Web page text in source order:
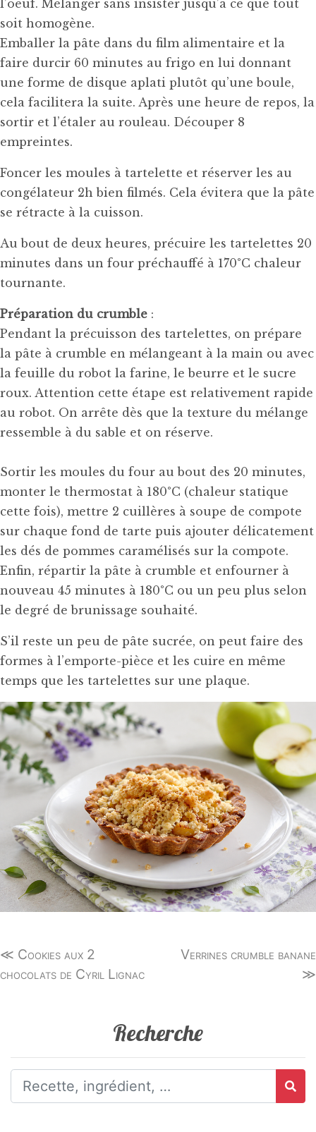
l’oeuf. Mélanger sans insister jusqu’à ce que tout
soit homogène.
Emballer la pâte dans du film alimentaire et la
faire durcir 60 minutes au frigo en lui donnant
une forme de disque aplati plutôt qu’une boule,
cela facilitera la suite. Après une heure de repos, la
sortir et l’étaler au rouleau. Découper 8
empreintes.
Foncer les moules à tartelette et réserver les au
congélateur 2h bien filmés. Cela évitera que la pâte
se rétracte à la cuisson.
Au bout de deux heures, précuire les tartelettes 20
minutes dans un four préchauffé à 170°C chaleur
tournante.
Préparation du crumble :
Pendant la précuisson des tartelettes, on prépare
la pâte à crumble en mélangeant à la main ou avec
la feuille du robot la farine, le beurre et le sucre
roux. Attention cette étape est relativement rapide
au robot. On arrête dès que la texture du mélange
ressemble à du sable et on réserve.
Sortir les moules du four au bout des 20 minutes,
monter le thermostat à 180°C (chaleur statique
cette fois), mettre 2 cuillères à soupe de compote
sur chaque fond de tarte puis ajouter délicatement
les dés de pommes caramélisés sur la compote.
Enfin, répartir la pâte à crumble et enfourner à
nouveau 45 minutes à 180°C ou un peu plus selon
le degré de brunissage souhaité.
S’il reste un peu de pâte sucrée, on peut faire des
formes à l’emporte-pièce et les cuire en même
temps que les tartelettes sur une plaque.
≪ Cookies aux 2
chocolats de Cyril Lignac
Verrines crumble banane
≫
Recherche